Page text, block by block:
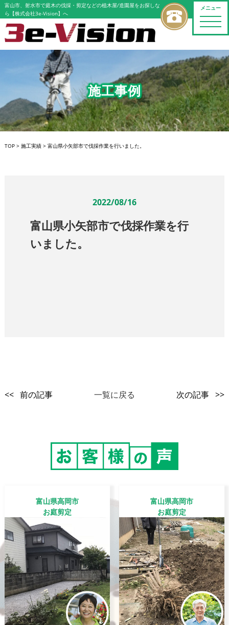
メニュー
toggle
富山市、射水市で庭木の伐採・剪定などの植木屋/造園屋をお探しな
ら【株式会社3e-Vision】へ
施工事例
TOP> 施工実績> 富山県小矢部市で伐採作業を行いました。
2022/08/16
富山県小矢部市で伐採作業を行
いました。
<< 前の記事 一覧に戻る 次の記事 >>
富山県高岡市
お庭剪定
富山県高岡市
お庭剪定